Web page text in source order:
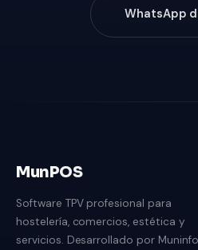
WhatsApp
MunPOS
Software TPV profesional para
hostelería, comercios, estética y
servicios. Desarrollado por